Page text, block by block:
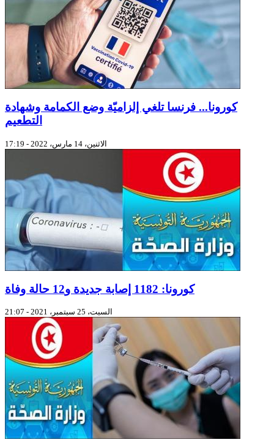
كورونا... فرنسا تلغي إلزاميّة وضع الكمامة وشهادة
التطعيم
الاثنين، 14 مارس، 2022 - 17:19
كورونا: 1182 إصابة جديدة و12 حالة وفاة
السبت، 25 سبتمبر، 2021 - 21:07